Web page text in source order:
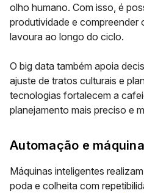
olho humano. Com isso, é
produtividade e compreender
lavoura ao longo do ciclo.
O big data também apoia
ajuste de tratos culturais e
tecnologias fortalecem a
planejamento mais preciso e
Automação e
Máquinas inteligentes
poda e colheita com